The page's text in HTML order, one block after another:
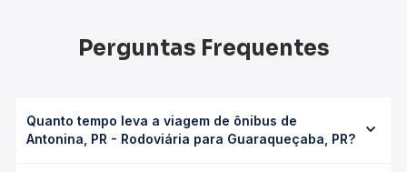
Perguntas Frequentes
Quanto tempo leva a viagem de ônibus de
Antonina, PR - Rodoviária para Guaraqueçaba, PR?